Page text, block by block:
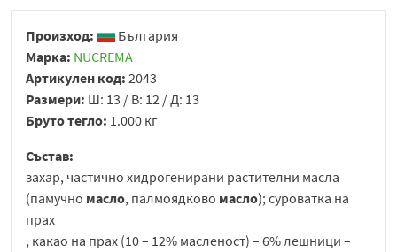
Произход:
България
Марка: NUCREMA
Артикулен код: 2043
Размери: Ш: 13 / В: 12 / Д: 13
Бруто тегло: 1.000 кг
Състав:
захар, частично хидрогенирани растителни масла
(памучно масло, палмоядково масло); суроватка на
прах
, какао на прах (10 – 12% масленост) – 6% лешници –